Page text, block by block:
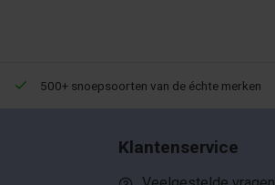
500+ snoepsoorten van de échte merken
Klantenservice